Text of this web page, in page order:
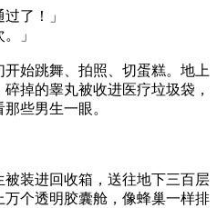
了！」
」
始跳舞、拍照、切蛋糕。地上
掉的睾丸被收进医疗垃圾袋，
些男生一眼。
被装进回收箱，送往地下三百层
个透明胶囊舱，像蜂巢一样排